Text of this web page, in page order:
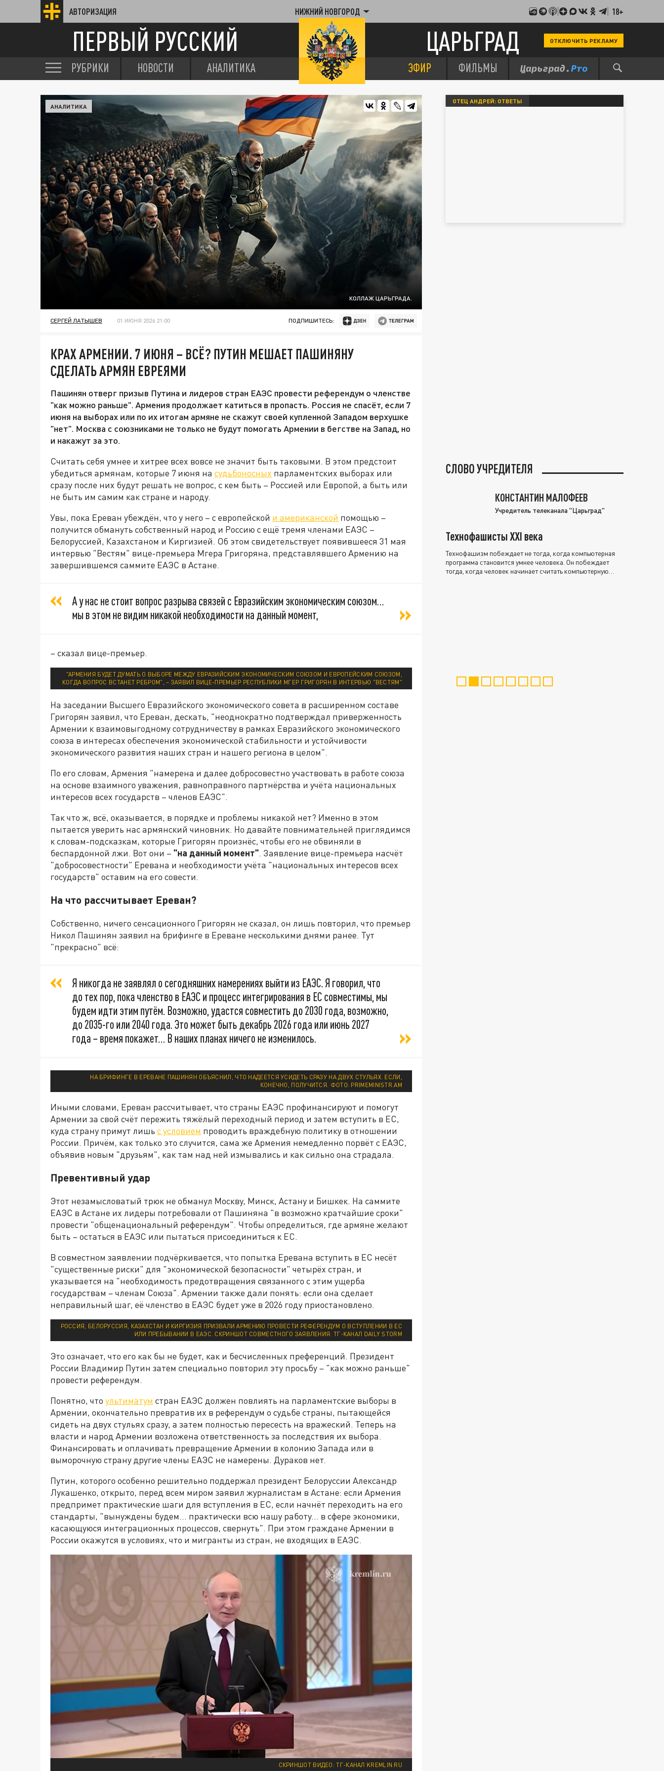
АВТОРИЗАЦИЯ НИЖНИЙ НОВГОРОД 18+
ПЕРВЫЙ РУССКИЙ ЦАРЬГРАД ОТКЛЮЧИТЬ РЕКЛАМУ
РУБРИКИ НОВОСТИ АНАЛИТИКА ЭФИР ФИЛЬМЫ
КОЛЛАЖ ЦАРЬГРАДА.
АНАЛИТИКА
СЕРГЕЙ ЛАТЫШЕВ 01 ИЮНЯ 2026 21:00 ПОДПИШИТЕСЬ:
КРАХ АРМЕНИИ. 7 ИЮНЯ – ВСЁ? ПУТИН МЕШАЕТ ПАШИНЯНУ
СДЕЛАТЬ АРМЯН ЕВРЕЯМИ
Пашинян отверг призыв Путина и лидеров стран ЕАЭС провести референдум о членстве
"как можно раньше". Армения продолжает катиться в пропасть. Россия не спасёт, если 7
июня на выборах или по их итогам армяне не скажут своей купленной Западом верхушке
"нет". Москва с союзниками не только не будут помогать Армении в бегстве на Запад, но
и накажут за это.
Считать себя умнее и хитрее всех вовсе не значит быть таковыми. В этом предстоит
убедиться армянам, которые 7 июня на судьбоносных парламентских выборах или
сразу после них будут решать не вопрос, с кем быть – Россией или Европой, а быть или
не быть им самим как стране и народу.
Увы, пока Ереван убеждён, что у него – с европейской и американской помощью –
получится обмануть собственный народ и Россию с ещё тремя членами ЕАЭС –
Белоруссией, Казахстаном и Киргизией. Об этом свидетельствует появившееся 31 мая
интервью "Вестям" вице-премьера Мгера Григоряна, представлявшего Армению на
завершившемся саммите ЕАЭС в Астане.
А у нас не стоит вопрос разрыва связей с Евразийским экономическим союзом…
мы в этом не видим никакой необходимости на данный момент,
– сказал вице-премьер.
"АРМЕНИЯ БУДЕТ ДУМАТЬ О ВЫБОРЕ МЕЖДУ ЕВРАЗИЙСКИМ ЭКОНОМИЧЕСКИМ СОЮЗОМ И ЕВРОПЕЙСКИМ СОЮЗОМ,
КОГДА ВОПРОС ВСТАНЕТ РЕБРОМ", – ЗАЯВИЛ ВИЦЕ-ПРЕМЬЕР РЕСПУБЛИКИ МГЕР ГРИГОРЯН В ИНТЕРВЬЮ "ВЕСТЯМ"
На заседании Высшего Евразийского экономического совета в расширенном составе
Григорян заявил, что Ереван, дескать, "неоднократно подтверждал приверженность
Армении к взаимовыгодному сотрудничеству в рамках Евразийского экономического
союза в интересах обеспечения экономической стабильности и устойчивости
экономического развития наших стран и нашего региона в целом".
По его словам, Армения "намерена и далее добросовестно участвовать в работе союза
на основе взаимного уважения, равноправного партнёрства и учёта национальных
интересов всех государств – членов ЕАЭС".
Так что ж, всё, оказывается, в порядке и проблемы никакой нет? Именно в этом
пытается уверить нас армянский чиновник. Но давайте повнимательней приглядимся
к словам-подсказкам, которые Григорян произнёс, чтобы его не обвиняли в
беспардонной лжи. Вот они – "на данный момент". Заявление вице-премьера насчёт
"добросовестности" Еревана и необходимости учёта "национальных интересов всех
государств" оставим на его совести.
На что рассчитывает Ереван?
Собственно, ничего сенсационного Григорян не сказал, он лишь повторил, что премьер
Никол Пашинян заявил на брифинге в Ереване несколькими днями ранее. Тут
"прекрасно" всё:
Я никогда не заявлял о сегодняшних намерениях выйти из ЕАЭС. Я говорил, что
до тех пор, пока членство в ЕАЭС и процесс интегрирования в ЕС совместимы, мы
будем идти этим путём. Возможно, удастся совместить до 2030 года, возможно,
до 2035-го или 2040 года. Это может быть декабрь 2026 года или июнь 2027
года – время покажет… В наших планах ничего не изменилось.
НА БРИФИНГЕ В ЕРЕВАНЕ ПАШИНЯН ОБЪЯСНИЛ, ЧТО НАДЕЕТСЯ УСИДЕТЬ СРАЗУ НА ДВУХ СТУЛЬЯХ. ЕСЛИ,
КОНЕЧНО, ПОЛУЧИТСЯ. ФОТО: PRIMEMINISTR.AM
Иными словами, Ереван рассчитывает, что страны ЕАЭС профинансируют и помогут
Армении за свой счёт пережить тяжёлый переходный период и затем вступить в ЕС,
куда страну примут лишь с условием проводить враждебную политику в отношении
России. Причём, как только это случится, сама же Армения немедленно порвёт с ЕАЭС,
объявив новым "друзьям", как там над ней измывались и как сильно она страдала.
Превентивный удар
Этот незамысловатый трюк не обманул Москву, Минск, Астану и Бишкек. На саммите
ЕАЭС в Астане их лидеры потребовали от Пашиняна "в возможно кратчайшие сроки"
провести "общенациональный референдум". Чтобы определиться, где армяне желают
быть – остаться в ЕАЭС или пытаться присоединиться к ЕС.
В совместном заявлении подчёркивается, что попытка Еревана вступить в ЕС несёт
"существенные риски" для "экономической безопасности" четырёх стран, и
указывается на "необходимость предотвращения связанного с этим ущерба
государствам – членам Союза". Армении также дали понять: если она сделает
неправильный шаг, её членство в ЕАЭС будет уже в 2026 году приостановлено.
РОССИЯ, БЕЛОРУССИЯ, КАЗАХСТАН И КИРГИЗИЯ ПРИЗВАЛИ АРМЕНИЮ ПРОВЕСТИ РЕФЕРЕНДУМ О ВСТУПЛЕНИИ В ЕС
ИЛИ ПРЕБЫВАНИИ В ЕАЭС. СКРИНШОТ СОВМЕСТНОГО ЗАЯВЛЕНИЯ: ТГ-КАНАЛ DAILY STORM
Это означает, что его как бы не будет, как и бесчисленных преференций. Президент
России Владимир Путин затем специально повторил эту просьбу – "как можно раньше"
провести референдум.
Понятно, что ультиматум стран ЕАЭС должен повлиять на парламентские выборы в
Армении, окончательно превратив их в референдум о судьбе страны, пытающейся
сидеть на двух стульях сразу, а затем полностью пересесть на вражеский. Теперь на
власти и народ Армении возложена ответственность за последствия их выбора.
Финансировать и оплачивать превращение Армении в колонию Запада или в
выморочную страну другие члены ЕАЭС не намерены. Дураков нет.
Путин, которого особенно решительно поддержал президент Белоруссии Александр
Лукашенко, открыто, перед всем миром заявил журналистам в Астане: если Армения
предпримет практические шаги для вступления в ЕС, если начнёт переходить на его
стандарты, "вынуждены будем… практически всю нашу работу… в сфере экономики,
касающуюся интеграционных процессов, свернуть". При этом граждане Армении в
России окажутся в условиях, что и мигранты из стран, не входящих в ЕАЭС.
СКРИНШОТ ВИДЕО: ТГ-КАНАЛ KREMLIN.RU
ОТЕЦ АНДРЕЙ: ОТВЕТЫ
СЛОВО УЧРЕДИТЕЛЯ
КОНСТАНТИН МАЛОФЕЕВ
Учредитель телеканала "Царьград"
Технофашисты XXI века
Технофашизм побеждает не тогда, когда компьютерная
программа становится умнее человека. Он побеждает
тогда, когда человек начинает считать компьютерную